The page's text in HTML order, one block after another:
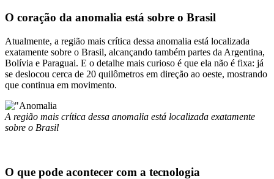
O coração da anomalia está sobre o Brasil
Atualmente, a região mais crítica dessa anomalia está localizada
exatamente sobre o Brasil, alcançando também partes da Argentina,
Bolívia e Paraguai. E o detalhe mais curioso é que ela não é fixa: já
se deslocou cerca de 20 quilômetros em direção ao oeste, mostrando
que continua em movimento.
A região mais crítica dessa anomalia está localizada exatamente
sobre o Brasil
O que pode acontecer com a tecnologia